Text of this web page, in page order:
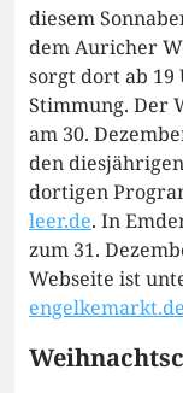
diesem
dem Auricher
sorgt dort ab
Stimmung. Der
am 30.
den
dortigen
leer.de. In
zum 31.
Webseite ist
engelkemarkt.de